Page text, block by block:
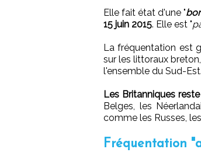
Elle fait état d'une "
15 juin 2015. Elle est "
La fréquentation est
sur les littoraux
l'ensemble du Sud-Est.
Les Britanniques
Belges, les
comme les Russes,
Fréquentation